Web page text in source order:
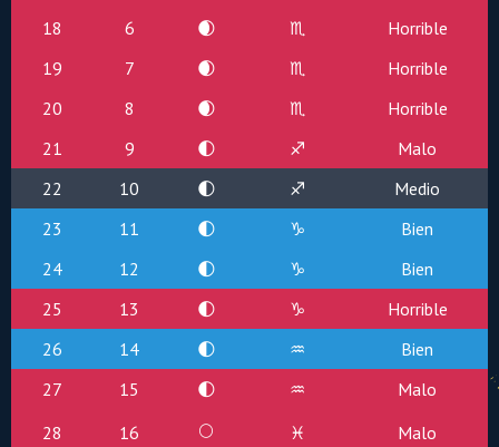
18
6 🌒 ♏
Horrible
19
7 🌒 ♏
Horrible
20
8 🌒 ♏
Horrible
21
9 🌓 ♐
Malo
22
10 🌓 ♐
Medio
23
11 🌓 ♑
Bien
24
12 🌓 ♑
Bien
25
13 🌓 ♑
Horrible
26
14 🌓 ♒
Bien
27
15 🌓 ♒
Malo
28
16 🌕 ♓
Malo